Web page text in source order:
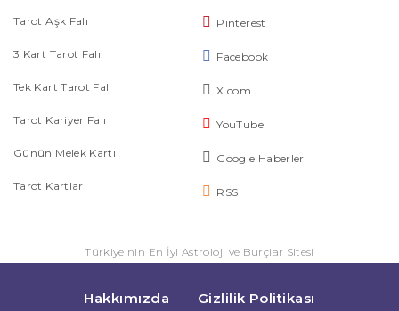
Tarot Aşk Falı
3 Kart Tarot Falı
Tek Kart Tarot Falı
Tarot Kariyer Falı
Günün Melek Kartı
Tarot Kartları
Pinterest
Facebook
X.com
YouTube
Google Haberler
RSS
Türkiye'nin En İyi Astroloji ve Burçlar Sitesi
Hakkımızda Gizlilik Politikası